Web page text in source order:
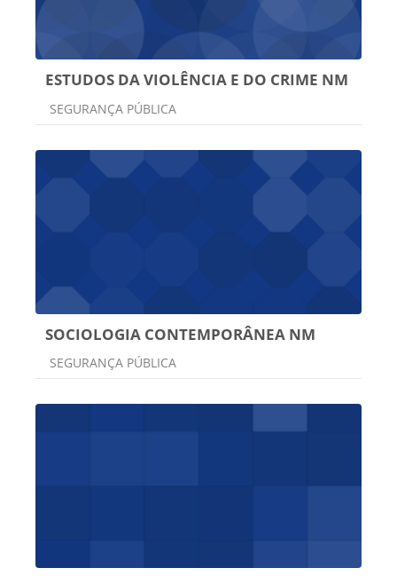
ESTUDOS DA VIOLÊNCIA E DO CRIME NM
Categoria do curso
SEGURANÇA PÚBLICA
SOCIOLOGIA CONTEMPORÂNEA NM
Categoria do curso
SEGURANÇA PÚBLICA